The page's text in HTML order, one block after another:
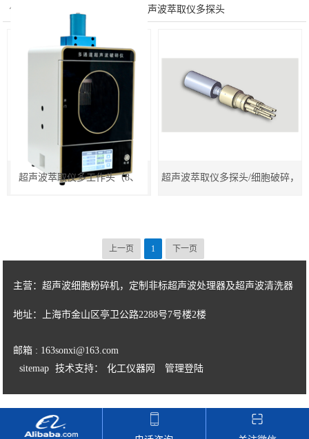
实验室超声波处理器
超声波中药萃取仪
循环式在线式管道式超声波处理器
非接触式超声波处理器
超声波金属铝熔体处理设备
地区
实验室超声波清洗器
工业型超声波振动棒
超声波萃取仪多探头
超声波管道在线循环式污水处理设备
你的位置： > 超声波萃取仪多探头
超声波萃取仪多工作头（8、
质乳化/纳米材料分散,可非标定制
15KHZ-20KHZ-25-30-35-40KHZ
超声波萃取仪多探头/细胞破碎，
上一页 1 下一页
主营：超声波细胞粉碎机，定制非标超声波处理器及超声波清洗器
地址：上海市金山区亭卫公路2288号7号楼2楼
邮箱 : 163sonxi@163.com
sitemap
技术支持： 化工仪器网 管理登陆